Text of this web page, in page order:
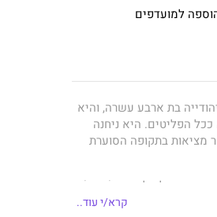
למועדפים
יהודייה בת ארבע עשרה, והיא
הפליטים. היא ניחנה
מציאות בתקופה הסוערת
בנו של הלורד פּרוֹטֶקטוֹר,
אדוארד. היא נשכרתקרא/י עוד..